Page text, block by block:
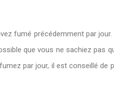
fumé précédemment par jour.
que vous ne sachiez pas
par jour, il est conseillé de